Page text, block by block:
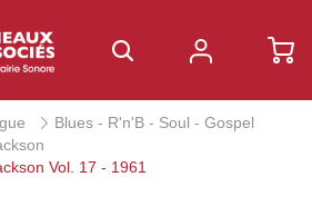
Blues - R'n'B - Soul - Gospel
Vol. 17 - 1961